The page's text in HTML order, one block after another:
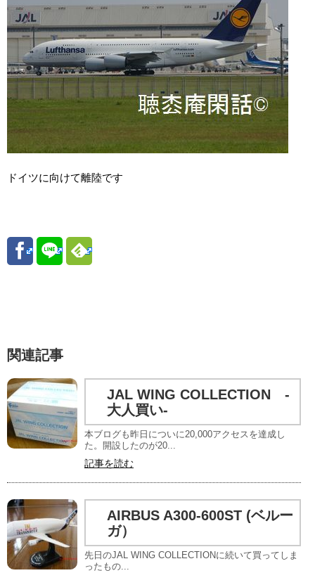
ドイツに向けて離陸です
関連記事
JAL WING COLLECTION -
大人買い-
本ブログも昨日についに20,000アクセスを達成し
た。開設したのが20...
記事を読む
AIRBUS A300-600ST (ベルー
ガ）
先日のJAL WING COLLECTIONに続いて買ってしま
ったもの...